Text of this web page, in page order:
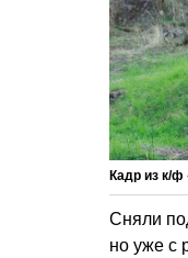
Кадр из к/ф
Сняли
но уже с